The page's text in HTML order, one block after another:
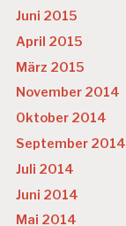
Juni 2015
April 2015
März 2015
November 2014
Oktober 2014
September 2014
Juli 2014
Juni 2014
Mai 2014